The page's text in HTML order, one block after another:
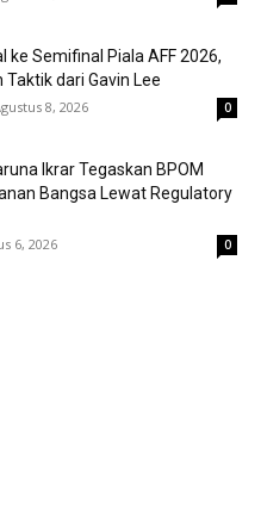
ke Semifinal Piala AFF 2026,
Taktik dari Gavin Lee
8, 2026 0
Ikrar Tegaskan BPOM
Bangsa Lewat Regulatory
6, 2026 0